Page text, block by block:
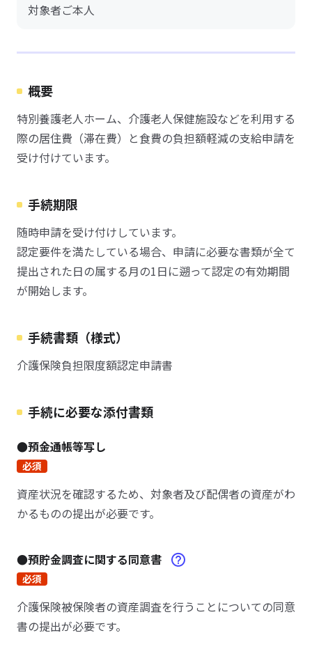
対象者ご本人
概要
特別養護老人ホーム、介護老人保健施設などを利用する
際の居住費（滞在費）と食費の負担額軽減の支給申請を
受け付けています。
手続期限
随時申請を受け付けしています。
認定要件を満たしている場合、申請に必要な書類が全て
提出された日の属する月の1日に遡って認定の有効期間
が開始します。
手続書類（様式）
介護保険負担限度額認定申請書
手続に必要な添付書類
●預金通帳等写し
必須
資産状況を確認するため、対象者及び配偶者の資産がわ
かるものの提出が必要です。
●預貯金調査に関する同意書
必須
介護保険被保険者の資産調査を行うことについての同意
書の提出が必要です。